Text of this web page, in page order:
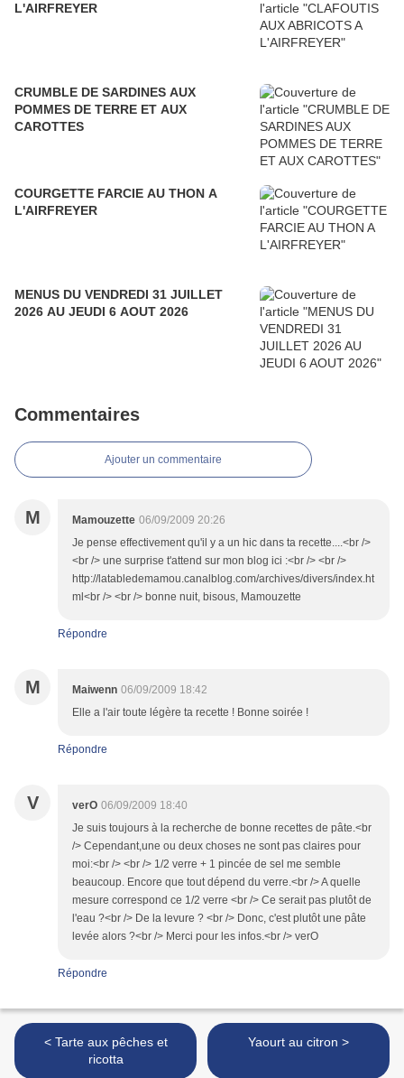
L'AIRFREYER
CRUMBLE DE SARDINES AUX
POMMES DE TERRE ET AUX
CAROTTES
COURGETTE FARCIE AU THON A
L'AIRFREYER
MENUS DU VENDREDI 31 JUILLET
2026 AU JEUDI 6 AOUT 2026
Commentaires
Ajouter un commentaire
M Mamouzette 06/09/2009 20:26
Je pense effectivement qu'il y a un hic dans ta recette....<br />
<br /> une surprise t'attend sur mon blog ici :<br /> <br />
http://latabledemamou.canalblog.com/archives/divers/index.ht
ml<br /> <br /> bonne nuit, bisous, Mamouzette
Répondre
M Maiwenn 06/09/2009 18:42
Elle a l'air toute légère ta recette ! Bonne soirée !
Répondre
V verO 06/09/2009 18:40
Je suis toujours à la recherche de bonne recettes de pâte.<br
/> Cependant,une ou deux choses ne sont pas claires pour
moi:<br /> <br /> 1/2 verre + 1 pincée de sel me semble
beaucoup. Encore que tout dépend du verre.<br /> A quelle
mesure correspond ce 1/2 verre <br /> Ce serait pas plutôt de
l'eau ?<br /> De la levure ? <br /> Donc, c'est plutôt une pâte
levée alors ?<br /> Merci pour les infos.<br /> verO
Répondre
< Tarte aux pêches et
ricotta
Yaourt au citron >